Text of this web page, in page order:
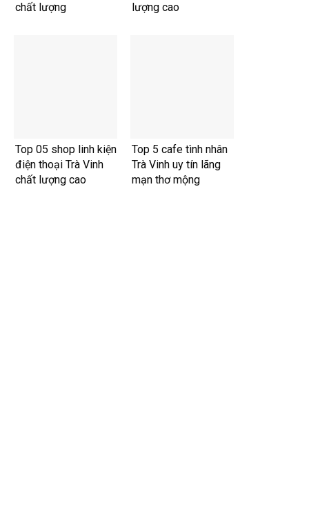
chất lượng
lượng cao
Top 05 shop linh kiện
điện thoại Trà Vinh
chất lượng cao
Top 5 cafe tình nhân
Trà Vinh uy tín lãng
mạn thơ mộng